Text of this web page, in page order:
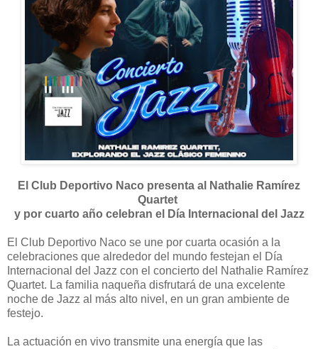
El Club Deportivo Naco presenta al Nathalie Ramírez
Quartet
y por cuarto año celebran el Día Internacional del Jazz
El Club Deportivo Naco se une por cuarta ocasión a la
celebraciones que alrededor del mundo festejan el Día
Internacional del Jazz con el concierto del Nathalie Ramírez
Quartet. La familia naqueña disfrutará de una excelente
noche de Jazz al más alto nivel, en un gran ambiente de
festejo.
La actuación en vivo transmite una energía que las